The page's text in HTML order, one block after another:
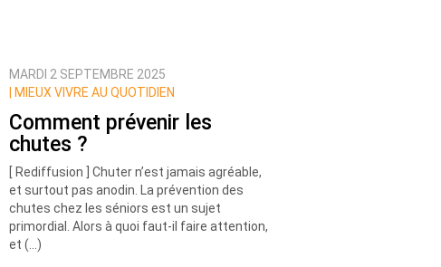
MARDI 2 SEPTEMBRE 2025
MIEUX VIVRE AU QUOTIDIEN
Comment prévenir les
chutes ?
[ Rediffusion ] Chuter n’est jamais agréable,
et surtout pas anodin. La prévention des
chutes chez les séniors est un sujet
primordial. Alors à quoi faut-il faire attention,
et (…)